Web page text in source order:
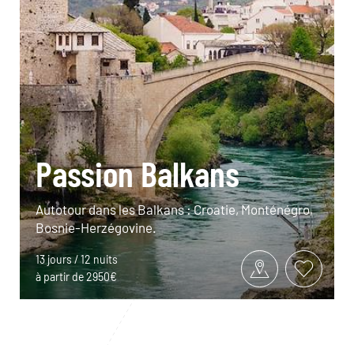
Passion Balkans
Autotour dans les Balkans : Croatie, Monténégro,
Bosnie-Herzégovine.
13 jours / 12 nuits
à partir de 2950€